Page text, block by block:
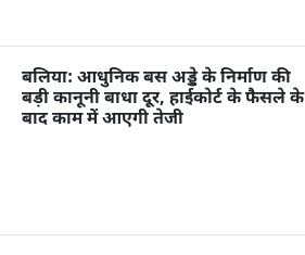
बलिया: आधुनिक बस अड्डे के निर्माण की
बड़ी कानूनी बाधा दूर, हाईकोर्ट के फैसले के
बाद काम में आएगी तेजी